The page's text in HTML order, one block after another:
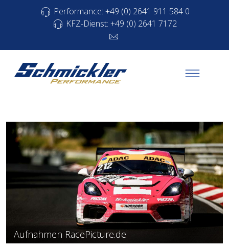
Performance: +49 (0) 2641 911 584 0
KFZ-Dienst: +49 (0) 2641 7172
Aufnahmen RacePicture.de